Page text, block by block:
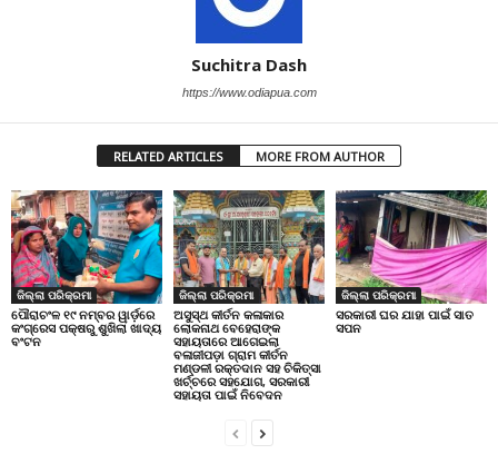
Suchitra Dash
https://www.odiapua.com
RELATED ARTICLES MORE FROM AUTHOR
ଜିଲ୍ଲା ପରିକ୍ରମା
ପୌରାଚଂଳ ୧୯ ନମ୍ବର ୱାର୍ଡ଼ରେ
କଂଗ୍ରେସ ପକ୍ଷରୁ ଶୁଖିଲା ଖାଦ୍ୟ
ବଂଟନ
ଜିଲ୍ଲା ପରିକ୍ରମା
ଅସୁସ୍ଥ କୀର୍ତନ କଳାକାର
ଲୋକନାଥ ବେହେରାଙ୍କ
ସହାୟତାରେ ଆଗେଇଲା
ବଳାଜୀପଡ଼ା ଗ୍ରାମ କୀର୍ତନ
ମଣ୍ଡଳୀ ରକ୍ତଦାନ ସହ ଚିକିତ୍ସା
ଖର୍ଚ୍ଚରେ ସହଯୋଗ, ସରକାରୀ
ସହାୟତା ପାଇଁ ନିବେଦନ
ଜିଲ୍ଲା ପରିକ୍ରମା
ସରକାରୀ ଘର ଯାହା ପାଇଁ ସାତ
ସପନ